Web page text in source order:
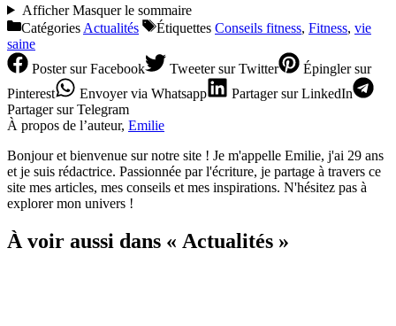
AfficherMasquerle sommaire
Catégories Actualités Étiquettes Conseils fitness, Fitness, vie
saine
Postersur Facebook Tweetersur Twitter Épinglersur
Pinterest
Envoyervia Whatsapp Partagersur LinkedIn
Partagersur Telegram
À propos de l’auteur, Emilie
Bonjour et bienvenue sur notre site ! Je m'appelle Emilie, j'ai 29 ans
et je suis rédactrice. Passionnée par l'écriture, je partage à travers ce
site mes articles, mes conseils et mes inspirations. N'hésitez pas à
explorer mon univers !
À voir aussi dans « Actualités »